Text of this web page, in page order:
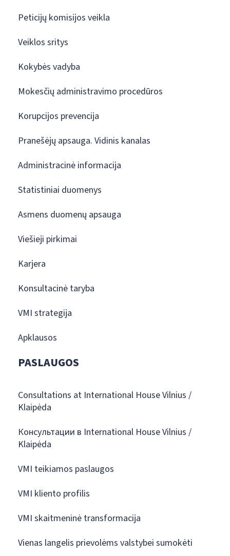
Peticijų komisijos veikla
Veiklos sritys
Kokybės vadyba
Mokesčių administravimo procedūros
Korupcijos prevencija
Pranešėjų apsauga. Vidinis kanalas
Administracinė informacija
Statistiniai duomenys
Asmens duomenų apsauga
Viešieji pirkimai
Karjera
Konsultacinė taryba
VMI strategija
Apklausos
PASLAUGOS
Consultations at International House Vilnius /
Klaipėda
Консультации в International House Vilnius /
Klaipėda
VMI teikiamos paslaugos
VMI kliento profilis
VMI skaitmeninė transformacija
Vienas langelis prievolėms valstybei sumokėti